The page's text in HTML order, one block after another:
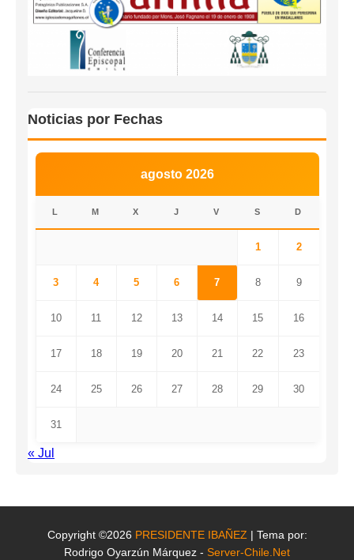
Noticias por Fechas
agosto 2026
L M X J V S D
1 2
3 4 5 6 7 8 9
10 11 12 13 14 15 16
17 18 19 20 21 22 23
24 25 26 27 28 29 30
31
« Jul
Copyright ©2026 PRESIDENTE IBAÑEZ | Tema por:
Rodrigo Oyarzún Márquez - Server-Chile.Net